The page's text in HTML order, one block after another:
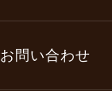
お問い合わせ